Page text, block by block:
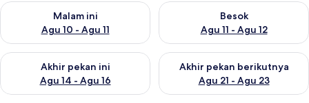
Malam ini
Agu 10 - Agu 11
Periksa ketersediaan untuk malam ini Agu 10 - Agu 11
Besok
Agu 11 - Agu 12
Periksa ketersediaan untuk
Akhir pekan ini
Agu 14 - Agu 16
Periksa ketersediaan untuk akhir pekan ini Agu 14 - Agu 16
Akhir pekan berikutnya
Agu 21 - Agu 23
Periksa ketersediaan untuk